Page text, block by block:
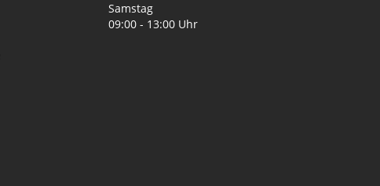
Samstag
09:00 - 13:00 Uhr